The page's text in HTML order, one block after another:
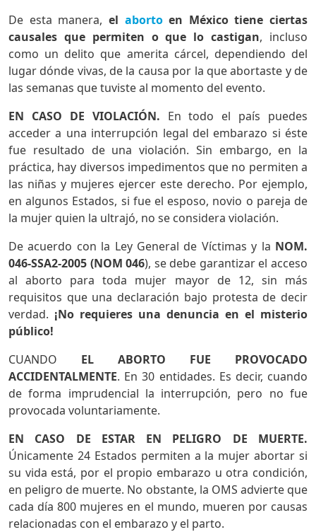
De esta manera, el abortoen México tiene ciertas
causales que permiten o que lo castigan, incluso
como un delito que amerita cárcel, dependiendo del
lugar dónde vivas, de la causa por la que abortaste y de
las semanas que tuviste al momento del evento.
EN CASO DE VIOLACIÓN. En todo el país puedes
acceder a una interrupción legal del embarazo si éste
fue resultado de una violación. Sin embargo, en la
práctica, hay diversos impedimentos que no permiten a
las niñas y mujeres ejercer este derecho. Por ejemplo,
en algunos Estados, si fue el esposo, novio o pareja de
la mujer quien la ultrajó, no se considera violación.
De acuerdo con la Ley General de Víctimas y la NOM.
046-SSA2-2005 (NOM 046), se debe garantizar el acceso
al aborto para toda mujer mayor de 12, sin más
requisitos que una declaración bajo protesta de decir
verdad. ¡No requieres una denuncia en el misterio
público!
CUANDO EL ABORTO FUE PROVOCADO
ACCIDENTALMENTE. En 30 entidades. Es decir, cuando
de forma imprudencial la interrupción, pero no fue
provocada voluntariamente.
EN CASO DE ESTAR EN PELIGRO DE MUERTE.
Únicamente 24 Estados permiten a la mujer abortar si
su vida está, por el propio embarazo u otra condición,
en peligro de muerte. No obstante, la OMS advierte que
cada día 800 mujeres en el mundo, mueren por causas
relacionadas con el embarazo y el parto.